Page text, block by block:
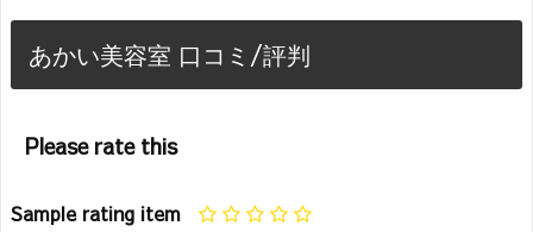
あかい美容室 口コミ/評判
Please rate this
Sample rating item